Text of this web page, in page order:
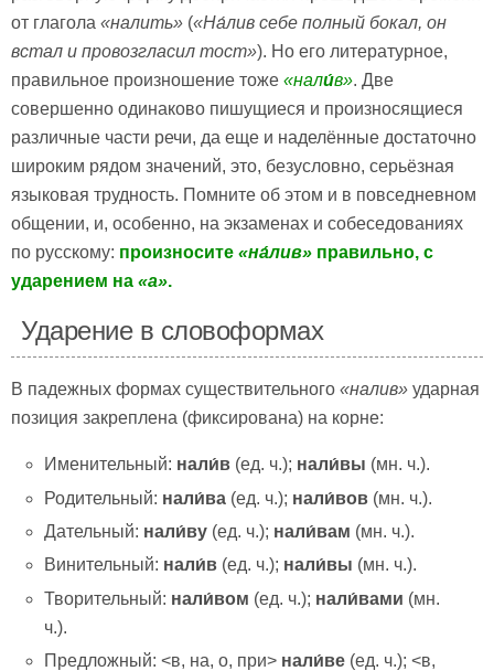
от глагола «налить» («На́лив себе полный бокал, он
встал и провозгласил тост»). Но его литературное,
правильное произношение тоже «нали́в». Две
совершенно одинаково пишущиеся и произносящиеся
различные части речи, да еще и наделённые достаточно
широким рядом значений, это, безусловно, серьёзная
языковая трудность. Помните об этом и в повседневном
общении, и, особенно, на экзаменах и собеседованиях
по русскому: произносите «на́лив» правильно, с
ударением на «а».
Ударение в словоформах
В падежных формах существительного «налив» ударная
позиция закреплена (фиксирована) на корне:
Именительный: нали́в (ед. ч.); нали́вы (мн. ч.).
Родительный: нали́ва (ед. ч.); нали́вов (мн. ч.).
Дательный: нали́ву (ед. ч.); нали́вам (мн. ч.).
Винительный: нали́в (ед. ч.); нали́вы (мн. ч.).
Творительный: нали́вом (ед. ч.); нали́вами (мн.
ч.).
Предложный: <в, на, о, при> нали́ве (ед. ч.); <в,